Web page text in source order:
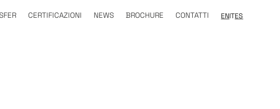
CERTIFICAZIONI NEWS BROCHURE CONTATTI ENITES